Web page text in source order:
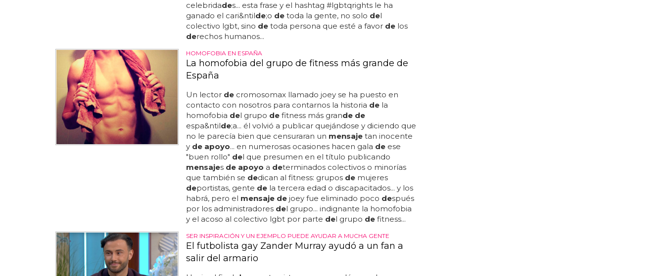
celebridades... esta frase y el hashtag #lgbtqrights le ha
ganado el cari&ntilde;o detoda la gente, no solo del
colectivo lgbt, sino detoda persona que esté a favor delos
derechos humanos...
HOMOFOBIA EN ESPAÑA
La homofobia del grupo de fitness más grande de
España
Un lector decromosomax llamado joey se ha puesto en
contacto con nosotros para contarnos la historia dela
homofobia del grupo defitness más grande de
espa&ntilde;a... él volvió a publicar quejándose y diciendo que
no le parecía bien que censuraran un mensajetan inocente
y de apoyo... en numerosas ocasiones hacen gala deese
"buen rollo" del que presumen en el título publicando
mensajes de apoyo a determinados colectivos o minorías
que también se dedican al fitness: grupos demujeres
deportistas, gente dela tercera edad o discapacitados... y los
habrá, pero el mensaje dejoey fue eliminado poco después
por los administradores del grupo... indignante la homofobia
y el acoso al colectivo lgbt por parte del grupo defitness...
SER INSPIRACIÓN Y UN EJEMPLO PUEDE AYUDAR A MUCHA GENTE
El futbolista gay Zander Murray ayudó a un fan a
salir del armario